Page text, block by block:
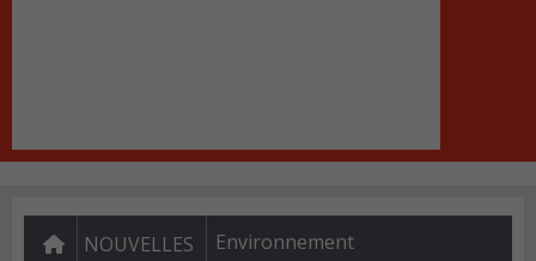
NOUVELLES Environnement